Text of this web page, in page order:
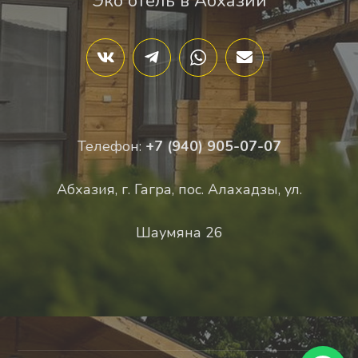
Телефон:+7 (940) 905-07-07
Абхазия, г. Гагра, пос. Алахадзы, ул.
Шаумяна 26